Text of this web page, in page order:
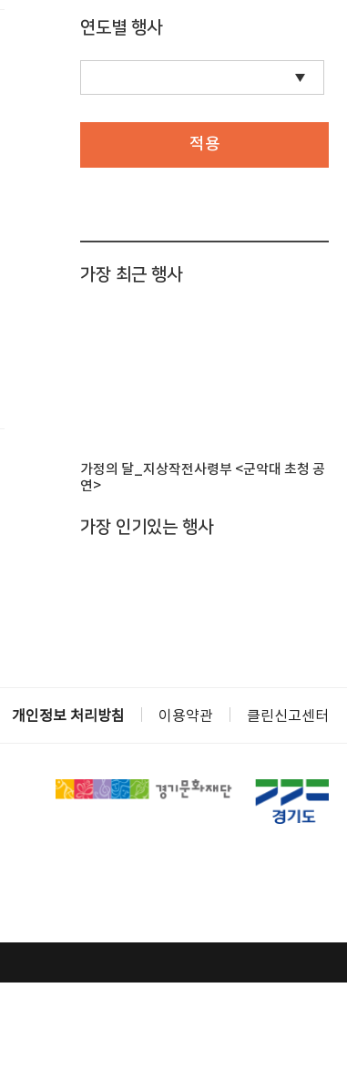
연도별 행사
적용
가장 최근 행사
가정의 달_지상작전사령부 <군악대 초청 공
연>
가장 인기있는 행사
개인정보 처리방침 이용약관 클린신고센터